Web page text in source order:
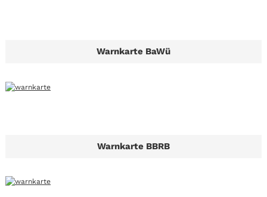
Warnkarte BaWü
Warnkarte BBRB